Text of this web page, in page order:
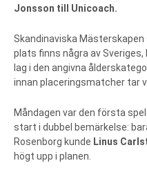
Jonsson till Unicoach.
Skandinaviska
plats finns några av
lag i den angivna
innan placeringsmatcher tar
Måndagen var den första
start i dubbel bemärkelse:
Rosenborg kunde Linus
högt upp i planen.